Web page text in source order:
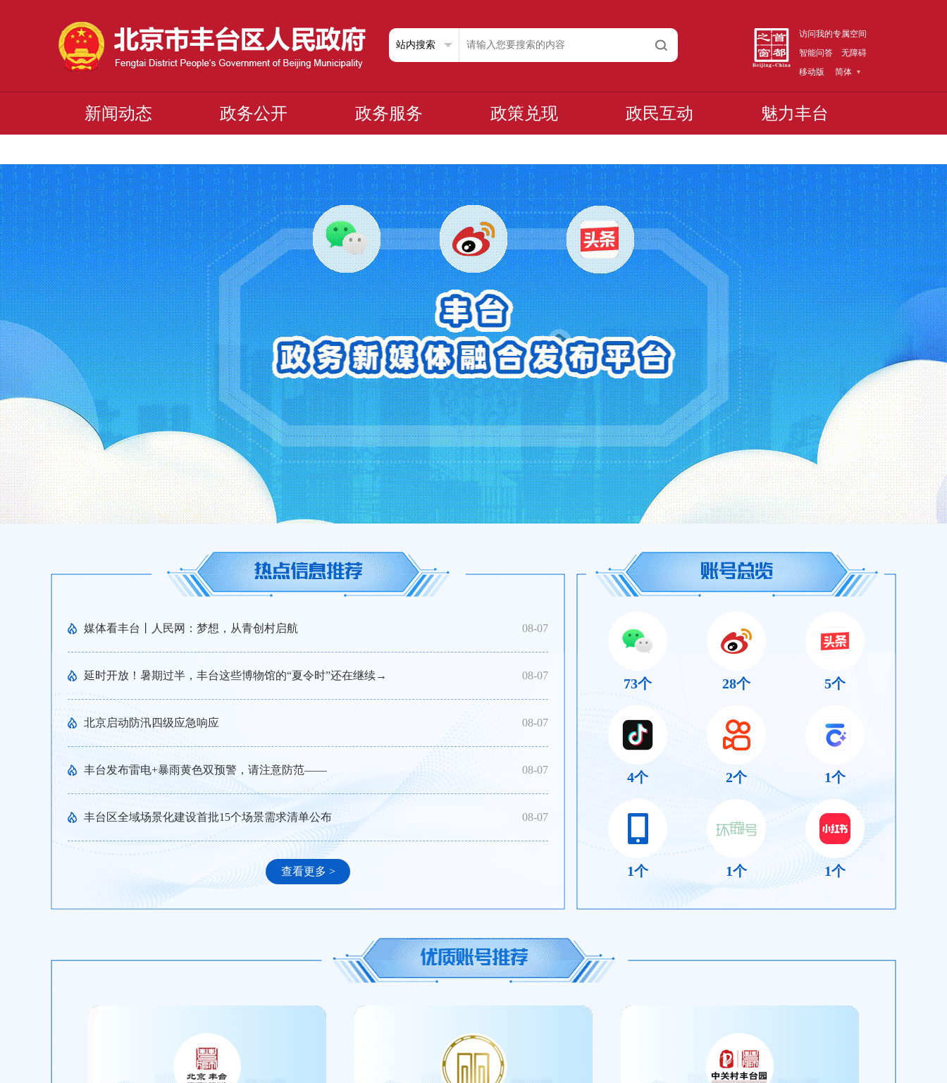
访问我的专属空间
智能问答
无障碍
移动版
简体
新闻动态 政务公开 政务服务 政策兑现 政民互动 魅力丰台
媒体看丰台丨人民网：梦想，从青创村启航 08-07
延时开放！暑期过半，丰台这些博物馆的“夏令时”还在继续→ 08-07
北京启动防汛四级应急响应 08-07
丰台发布雷电+暴雨黄色双预警，请注意防范—— 08-07
丰台区全域场景化建设首批15个场景需求清单公布 08-07
查看更多 >
73个 28个 5个
4个 2个 1个
1个 1个 1个